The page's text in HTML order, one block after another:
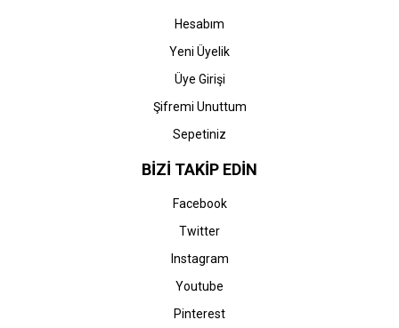
Hesabım
Yeni Üyelik
Üye Girişi
Şifremi Unuttum
Sepetiniz
BİZİ TAKİP EDİN
Facebook
Twitter
Instagram
Youtube
Pinterest